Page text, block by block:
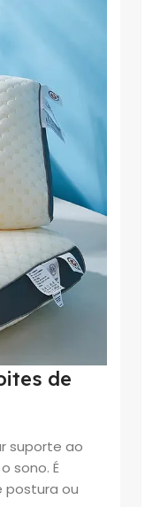
de
suporte ao
sono. É
postura ou